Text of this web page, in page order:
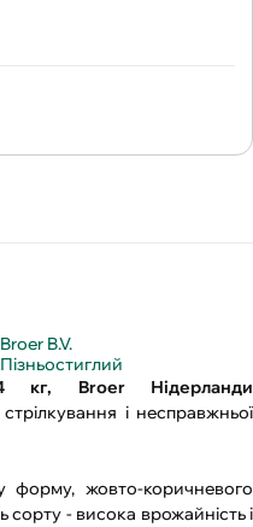
Broer B.V.
Пізньостиглий
кг, Broer Нідерланди
і несправжньої
форму, жовто-коричневого
сорту - висока врожайність і